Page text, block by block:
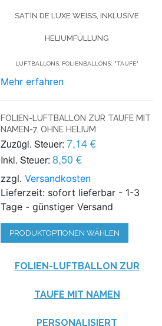
SATIN DE LUXE WEISS, INKLUSIVE H
ELIUMFÜLLUNG
LUFTBALLONS, FOLIENBALLONS: "TAUFE"
Mehr erfahren
FOLIEN-LUFTBALLON ZUR TAUFE MIT
NAMEN-7. OHNE HELIUM
Zuzügl. Steuer: 7,14 €
Inkl. Steuer: 8,50 €
zzgl.Versandkosten
Lieferzeit: sofort lieferbar - 1-3
Tage - günstiger Versand
PRODUKTOPTIONEN WÄHLEN
FOLIEN-LUFTBALLON ZUR
TAUFE MIT NAMEN
PERSONALISIERT